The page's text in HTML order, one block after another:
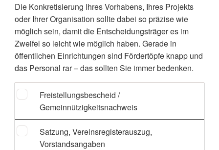
Die Konkretisierung Ihres Vorhabens, Ihres Projekts
oder Ihrer Organisation sollte dabei so präzise wie
möglich sein, damit die Entscheidungsträger es im
Zweifel so leicht wie möglich haben. Gerade in
öffentlichen Einrichtungen sind Fördertöpfe knapp und
das Personal rar – das sollten Sie immer bedenken.
Freistellungsbescheid /
Gemeinnützigkeitsnachweis
Satzung, Vereinsregisterauszug,
Vorstandsangaben